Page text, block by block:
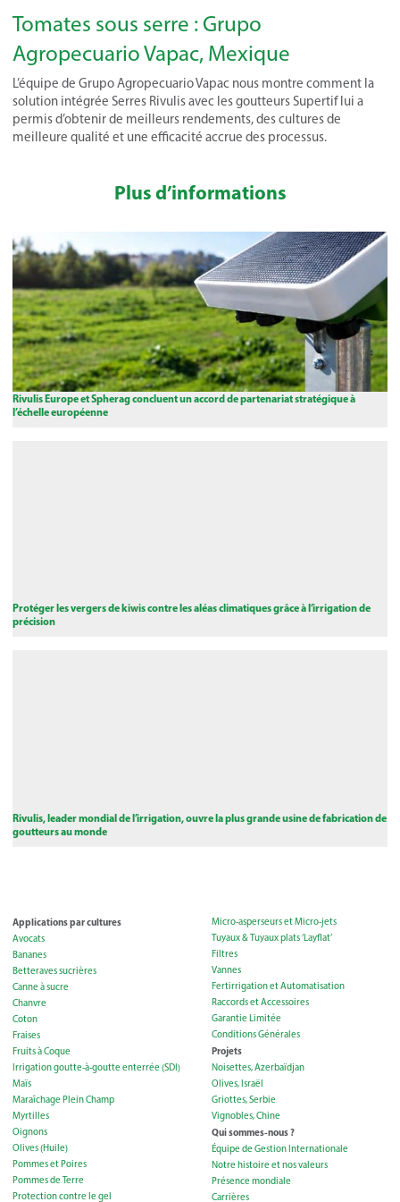
Tomates sous serre : Grupo
Agropecuario Vapac, Mexique
L’équipe de Grupo Agropecuario Vapac nous montre comment la
solution intégrée Serres Rivulis avec les goutteurs Supertif lui a
permis d’obtenir de meilleurs rendements, des cultures de
meilleure qualité et une efficacité accrue des processus.
Plus d’informations
Rivulis Europe et Spherag concluent un accord de partenariat stratégique à
l’échelle européenne
Protéger les vergers de kiwis contre les aléas climatiques grâce à l’irrigation de
précision
Rivulis, leader mondial de l’irrigation, ouvre la plus grande usine de fabrication de
goutteurs au monde
Applications par cultures
Avocats
Bananes
Betteraves sucrières
Canne à sucre
Chanvre
Coton
Fraises
Fruits à Coque
Irrigation goutte-à-goutte enterrée (SDI)
Maïs
Maraîchage Plein Champ
Myrtilles
Oignons
Olives (Huile)
Pommes et Poires
Pommes de Terre
Protection contre le gel
Micro-asperseurs et Micro-jets
Tuyaux & Tuyaux plats ‘Layflat’
Filtres
Vannes
Fertirrigation et Automatisation
Raccords et Accessoires
Garantie Limitée
Conditions Générales
Projets
Noisettes, Azerbaïdjan
Olives, Israël
Griottes, Serbie
Vignobles, Chine
Qui sommes-nous ?
Équipe de Gestion Internationale
Notre histoire et nos valeurs
Présence mondiale
Carrières